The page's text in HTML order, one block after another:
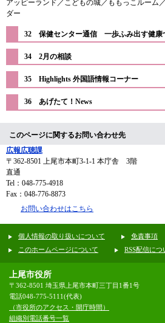
アッピーランド／こどもの城／ももっこルーム
ダー
32 保健センター通信 一歩ふみ出す健康
34 2月の相談
35 Highlights 外国語情報コーナー
36 あげたて！News
このページに関するお問い合わせ先
広報広聴課
〒362-8501
上尾市本町3-1-1 本庁舎 3階
直通
Tel：048-775-4918
Fax：048-776-8873
お問い合わせはこちら
個人情報の取り扱いについて 免責事項
このホームページについて
RSS配信につ
上尾市役所
〒362-8501 埼玉県上尾市本町三丁目1番1号
電話048-775-5111(代表)
（市役所のアクセス・開庁時間）
組織別電話番号一覧